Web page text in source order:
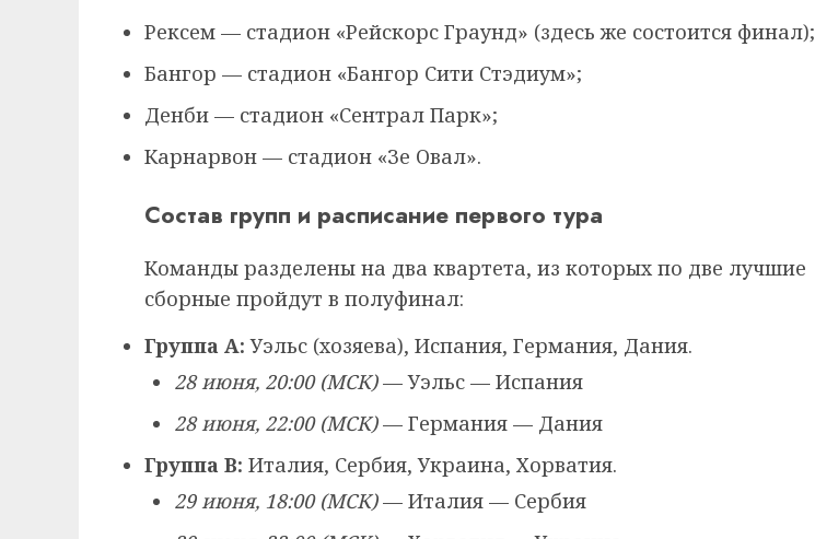
Рексем — стадион «Рейскорс Граунд» (здесь же состоится финал);
Бангор — стадион «Бангор Сити Стэдиум»;
Денби — стадион «Сентрал Парк»;
Карнарвон — стадион «Зе Овал».
Состав групп и расписание первого тура
Команды разделены на два квартета, из которых по две лучшие
сборные пройдут в полуфинал:
Группа A: Уэльс (хозяева), Испания, Германия, Дания.
28 июня, 20:00 (МСК)— Уэльс — Испания
28 июня, 22:00 (МСК)— Германия — Дания
Группа B: Италия, Сербия, Украина, Хорватия.
29 июня, 18:00 (МСК)— Италия — Сербия